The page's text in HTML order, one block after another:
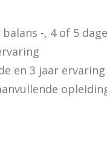
-, 4 of 5
en 3 jaar